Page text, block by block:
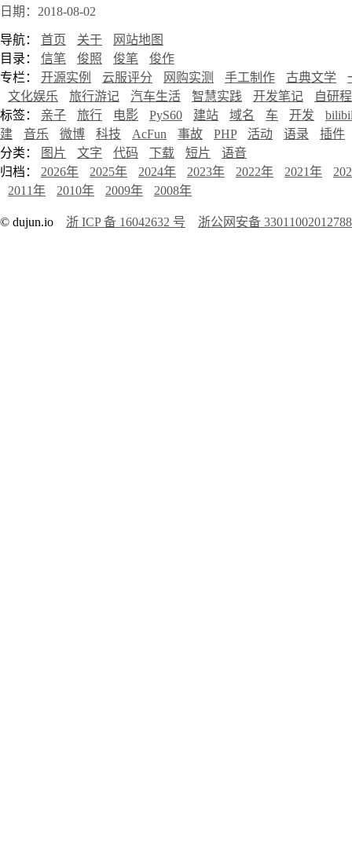
日期：2018-08-02
导航： 首页 关于
网站地图
目录： 信笔 俊照 俊笔
俊作
专栏： 开源实例 云服评分 网购实测 手工制作 古典文学
文化娱乐
旅行游记 汽车生活 智慧实践 开发笔记
自研
标签： 亲子 旅行 电影 PyS60 建站 域名 车 开发
建
音乐 微博 科技 AcFun 事故 PHP 活动 语录
插件
分类：
图片 文字 代码 下载 短片
语音
归档： 2026年 2025年 2024年 2023年 2022年 2021年
2011年
2010年 2009年 2008年
© dujun.io 浙 ICP 备 16042632 号 浙公网安备